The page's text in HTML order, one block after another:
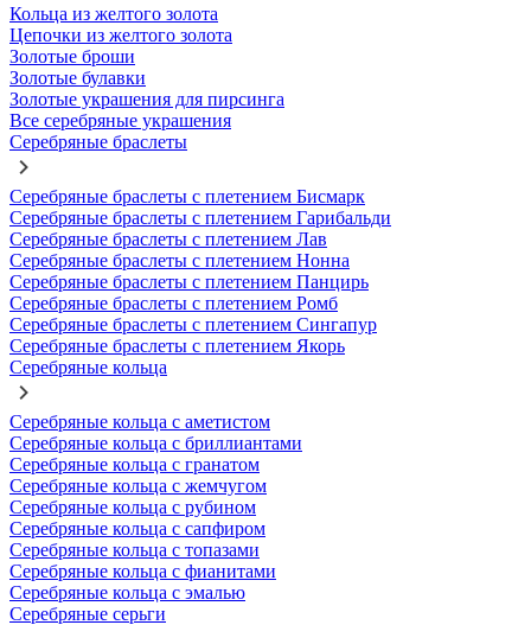
Кольца из желтого золота
Цепочки из желтого золота
Золотые броши
Золотые булавки
Золотые украшения для пирсинга
Все серебряные украшения
Серебряные браслеты
Серебряные браслеты с плетением Бисмарк
Серебряные браслеты с плетением Гарибальди
Серебряные браслеты с плетением Лав
Серебряные браслеты с плетением Нонна
Серебряные браслеты с плетением Панцирь
Серебряные браслеты с плетением Ромб
Серебряные браслеты с плетением Сингапур
Серебряные браслеты с плетением Якорь
Серебряные кольца
Серебряные кольца с аметистом
Серебряные кольца с бриллиантами
Серебряные кольца с гранатом
Серебряные кольца с жемчугом
Серебряные кольца с рубином
Серебряные кольца с сапфиром
Серебряные кольца с топазами
Серебряные кольца с фианитами
Серебряные кольца с эмалью
Серебряные серьги